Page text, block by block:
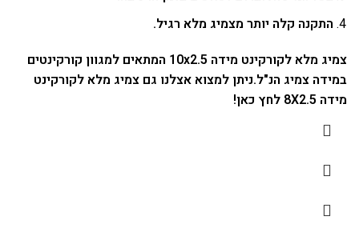
התקנה קלה יותר מצמיג מלא רגיל.
צמיג מלא לקורקינט מידה 10x2.5 המתאים למגוון קורקינטים
במידה צמיג הנ"ל.ניתן למצוא אצלנו גם צמיג מלא לקורקינט
מידה 8X2.5 לחץ כאן
!